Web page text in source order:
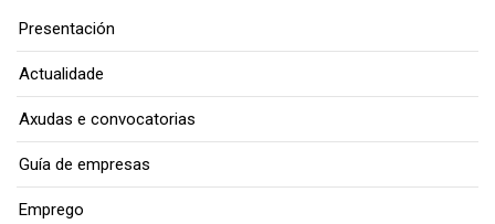
Presentación
Actualidade
Axudas e convocatorias
Guía de empresas
Emprego